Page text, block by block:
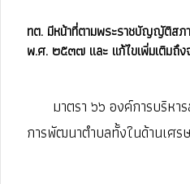
ทต. มีหน้าที่ตามพระราชบัญญัติสภ
พ.ศ. ๒๕๓๗ และ แก้ไขเพิ่มเติมถึ
มาตรา ๖๖ องค์การบริหา
การพัฒนาตําบลทั้งในด้านเศ